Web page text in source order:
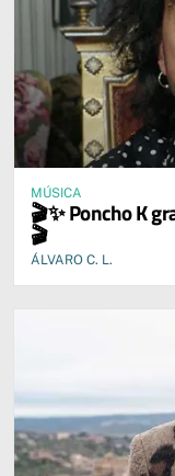
MÚSICA
🎬✨ Poncho K
🎬
ÁLVARO C. L.